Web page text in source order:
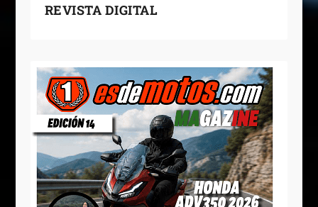
REVISTA DIGITAL